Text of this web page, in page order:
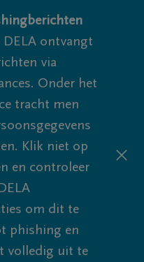
DELA ontvangt
via
Onder het
tracht men
Klik niet op
en controleer
om dit te
phishing en
volledig uit te